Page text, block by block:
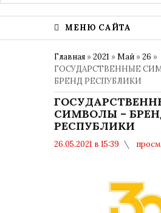
МЕНЮ САЙТА
Главная »2021 »Май »26 »
ГОСУДАРСТВЕННЫЕ
БРЕНД РЕСПУБЛИКИ
СИМВОЛЫ –
РЕСПУБЛИКИ
26.05.2021 в 15:39
символов Республики